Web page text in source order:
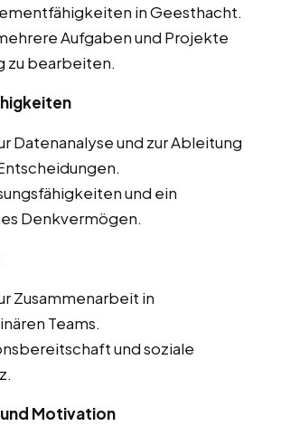
in Geesthacht.
Aufgaben und Projekte
zu bearbeiten.
Datenanalyse und zur Ableitung
und ein
Denkvermögen.
Zusammenarbeit in
Teams.
und soziale
Motivation